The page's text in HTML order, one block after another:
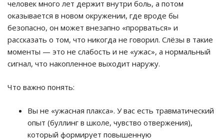
человек много лет держит внутри боль, а потом
оказывается в новом окружении, где вроде бы
безопасно, он может внезапно «прорваться» и
рассказать о том, что никогда не говорил. Слёзы в такие
моменты — это не слабость и не «ужас», а нормальный
сигнал, что накопленное выходит наружу.
Что важно понять:
Вы не «ужасная плакса». У вас есть травматический
опыт (буллинг в школе, чувство отвержения),
который формирует повышенную